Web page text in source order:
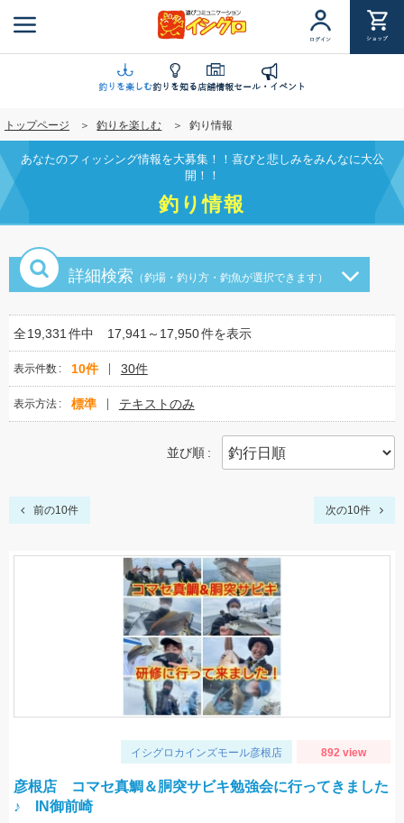
ン
に
移
動
ログイン ショップ
釣りを楽しむ釣りを知る店舗情報セール・イベント
トップページ 釣りを楽しむ 釣り情報
あなたのフィッシング情報を大募集！！喜びと悲しみをみんなに大公
開！！
釣り情報
詳細検索 （釣場・釣り方・釣魚が選択できます）
全19,331 件中 17,941～17,950件を表示
表示件数 10件 30件
表示方法 標準 テキストのみ
並び順
前の10件 次の10件
イシグロカインズモール彦根店 892 view
彦根店 コマセ真鯛＆胴突サビキ勉強会に行ってきました
♪ IN御前崎